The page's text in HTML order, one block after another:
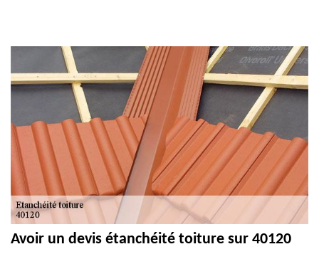
Avoir un devis étanchéité toiture sur 40120